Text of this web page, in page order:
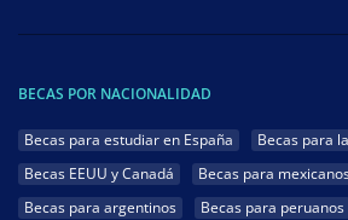
BECAS POR NACIONALIDAD
Becas para estudiar en España
Becas para
Becas EEUU y Canadá
Becas para
Becas para argentinos
Becas para peruanos